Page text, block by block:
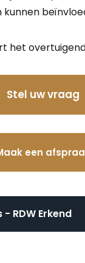
kunnen
het
Stel uw vraag
een
RDW Erkend